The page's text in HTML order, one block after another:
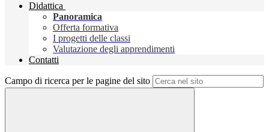
Didattica
Panoramica
Offerta formativa
I progetti delle classi
Valutazione degli apprendimenti
Contatti
Campo di ricerca per le pagine del sito